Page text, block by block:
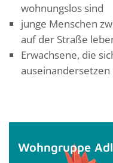
wohnungslos sind
junge Menschen
auf der Straße
Erwachsene, die
Wohngruppe